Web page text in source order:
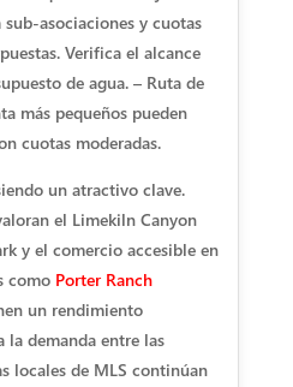
sub-asociaciones y cuotas
Verifica el alcance
de agua. – Ruta de
más pequeños pueden
cuotas moderadas.
un atractivo clave.
el Limekiln Canyon
y el comercio accesible en
como Porter Ranch
un rendimiento
la demanda entre las
locales de MLS continúan